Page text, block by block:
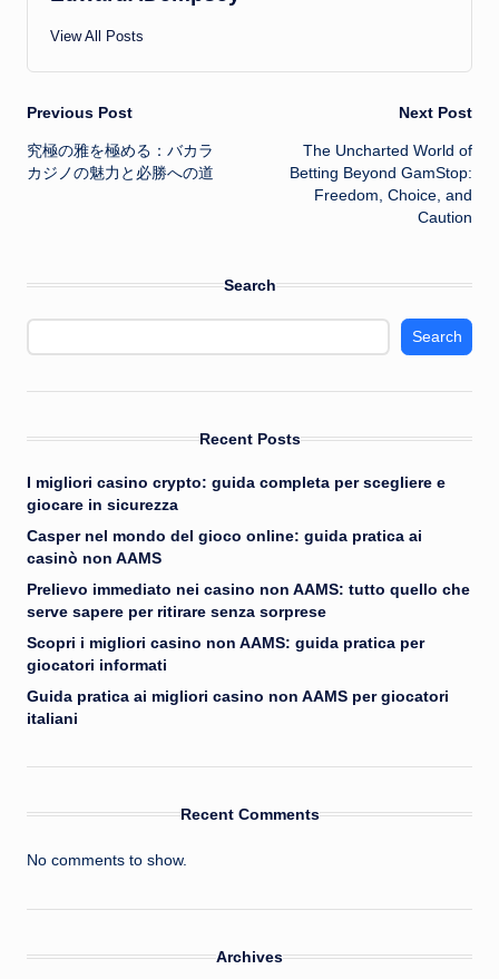
View All Posts
Post
navigation
Previous Post
究極の雅を極める：バカラ
カジノの魅力と必勝への道
Next Post
The Uncharted World of
Betting Beyond GamStop:
Freedom, Choice, and
Caution
Search
Search
Recent Posts
I migliori casino crypto: guida completa per scegliere e
giocare in sicurezza
Casper nel mondo del gioco online: guida pratica ai
casinò non AAMS
Prelievo immediato nei casino non AAMS: tutto quello che
serve sapere per ritirare senza sorprese
Scopri i migliori casino non AAMS: guida pratica per
giocatori informati
Guida pratica ai migliori casino non AAMS per giocatori
italiani
Recent Comments
No comments to show.
Archives